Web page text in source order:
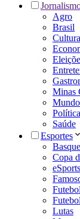
Agro
Brasil
Minas
Mundo
Política
Saúde
Esportes
Copa
eSports
Lutas